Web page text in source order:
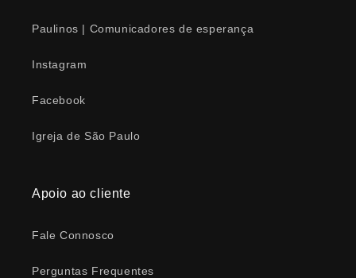
Paulinos | Comunicadores de esperança
Instagram
Facebook
Igreja de São Paulo
Apoio ao cliente
Fale Connosco
Perguntas Frequentes